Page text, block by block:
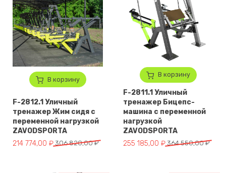
В корзину
F-2812.1 Уличный
тренажер Жим сидя с
переменной нагрузкой
ZAVODSPORTA
306 820,00₽
Первоначальная цена составляла 306 820,00 ₽.
214 774,00 ₽
Текущая цена: 214 774,00 ₽.
В корзину
F-2811.1 Уличный
тренажер Бицепс-
машина с переменной
нагрузкой
ZAVODSPORTA
364 550,00₽
Первоначальная цена
255 185,00 ₽
Текущая цена: 255 185,00 ₽.